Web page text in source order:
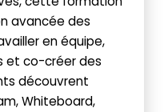
avancée des
en équipe,
et co-créer des
découvrent
Whiteboard,